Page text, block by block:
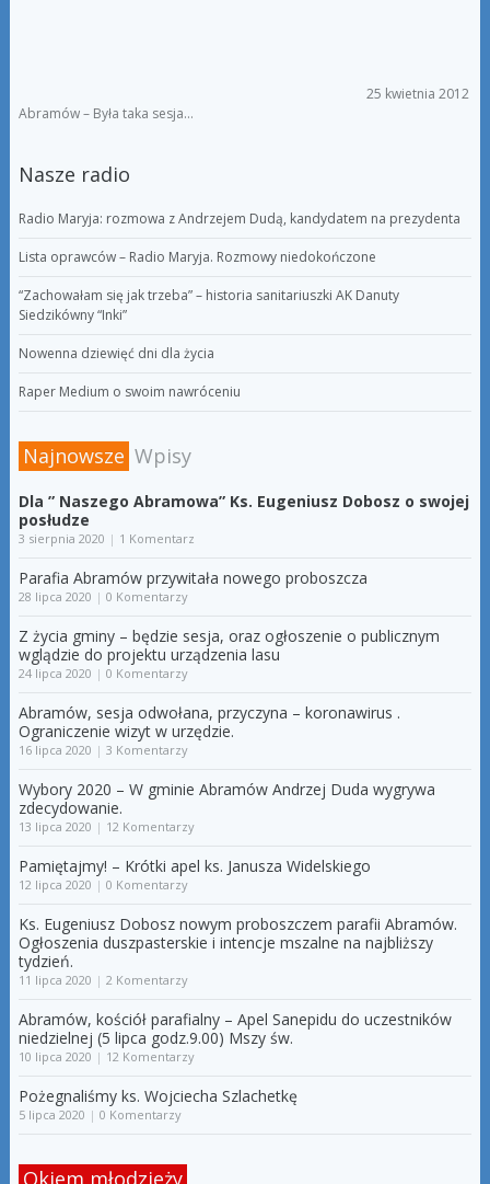
25 kwietnia 2012
Abramów – Była taka sesja…
Nasze radio
Radio Maryja: rozmowa z Andrzejem Dudą, kandydatem na prezydenta
Lista oprawców – Radio Maryja. Rozmowy niedokończone
“Zachowałam się jak trzeba” – historia sanitariuszki AK Danuty
Siedzikówny “Inki”
Nowenna dziewięć dni dla życia
Raper Medium o swoim nawróceniu
Najnowsze Wpisy
Dla ” Naszego Abramowa” Ks. Eugeniusz Dobosz o swojej
posłudze
3 sierpnia 2020 | 1 Komentarz
Parafia Abramów przywitała nowego proboszcza
28 lipca 2020 | 0 Komentarzy
Z życia gminy – będzie sesja, oraz ogłoszenie o publicznym
wglądzie do projektu urządzenia lasu
24 lipca 2020 | 0 Komentarzy
Abramów, sesja odwołana, przyczyna – koronawirus .
Ograniczenie wizyt w urzędzie.
16 lipca 2020 | 3 Komentarzy
Wybory 2020 – W gminie Abramów Andrzej Duda wygrywa
zdecydowanie.
13 lipca 2020 | 12 Komentarzy
Pamiętajmy! – Krótki apel ks. Janusza Widelskiego
12 lipca 2020 | 0 Komentarzy
Ks. Eugeniusz Dobosz nowym proboszczem parafii Abramów.
Ogłoszenia duszpasterskie i intencje mszalne na najbliższy
tydzień.
11 lipca 2020 | 2 Komentarzy
Abramów, kościół parafialny – Apel Sanepidu do uczestników
niedzielnej (5 lipca godz.9.00) Mszy św.
10 lipca 2020 | 12 Komentarzy
Pożegnaliśmy ks. Wojciecha Szlachetkę
5 lipca 2020 | 0 Komentarzy
Okiem młodzieży